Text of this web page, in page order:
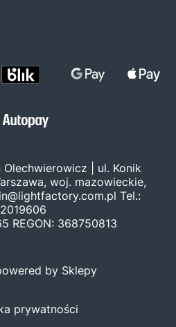
| ul. Konik
woj. mazowieckie,
Tel.:
REGON: 368750813
by Sklepy
prywatności